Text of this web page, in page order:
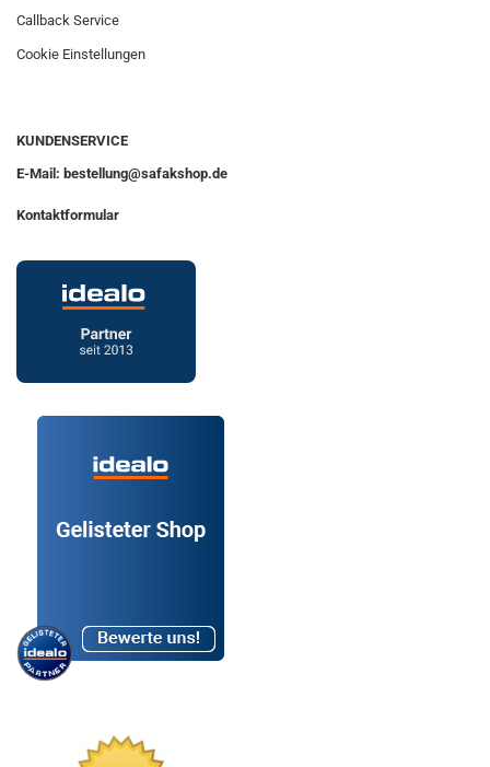
Callback Service
Cookie Einstellungen
KUNDENSERVICE
E-Mail: bestellung@safakshop.de
Kontaktformular